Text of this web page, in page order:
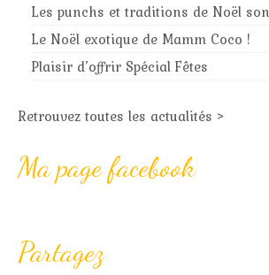
Les punchs et traditions de Noël
Le Noël exotique de Mamm Coco !
Plaisir d’offrir Spécial Fêtes
Retrouvez toutes les actualités >
Ma page facebook
Partagez